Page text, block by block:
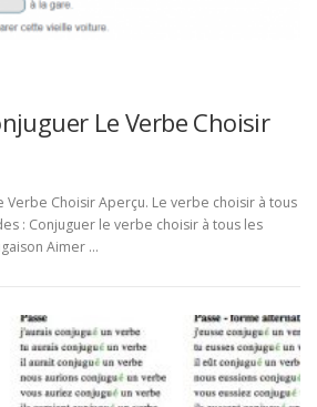
Le Verbe Choisir
Verbe Choisir Aperçu. Le verbe choisir à tous
: Conjuguer le verbe choisir à tous les
Aimer …